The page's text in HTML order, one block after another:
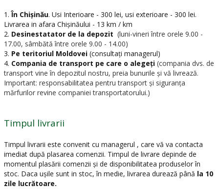
1. În Chișinău. Usi Interioare - 300 lei, usi exterioare - 300 lei.
Livrarea in afara Chișinăului - 13 km / km
2. Desinestatator de la depozit (luni-vineri între orele 9.00 -
17.00, sâmbătă între orele 9.00 - 14.00)
3. Pe teritoriul Moldovei (consultați managerul)
4. Compania de transport pe care o alegeți (compania dvs. de
transport vine în depozitul nostru, preia bunurile și vă livrează.
Important: responsabilitatea pentru transport și siguranța
mărfurilor revine companiei transportatorului.)
Timpul livrarii
Timpul livrarii este convenit cu managerul , care vă va contacta
imediat după plasarea comenzii. Timpul de livrare depinde de
momentul plasării comenzii și de disponibilitatea produselor în
stoc. Daca ușile sunt in stoc, în medie, livrarea durează până la 10
zile lucrătoare.